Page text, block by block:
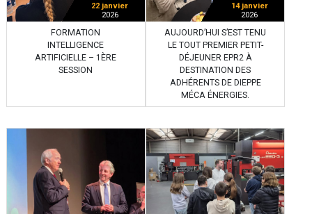
22 janvier
2026
FORMATION
INTELLIGENCE
ARTIFICIELLE – 1ÈRE
SESSION
14 janvier
2026
AUJOURD’HUI S’EST TENU
LE TOUT PREMIER PETIT-
DÉJEUNER EPR2 À
DESTINATION DES
ADHÉRENTS DE DIEPPE
MÉCA ÉNERGIES.